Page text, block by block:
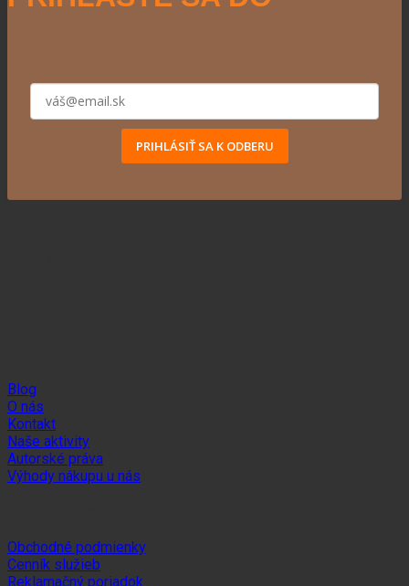
PRIHLÁSIŤ SA K ODBERU
Blog
O nás
Kontakt
Naše aktivity
Autorské práva
Výhody nákupu u nás
Obchodné podmienky
Cenník služieb
Reklamačný poriadok